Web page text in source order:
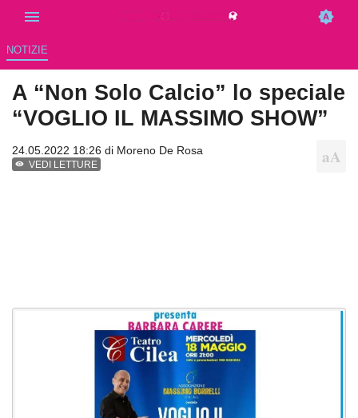
NOTIZIE
A “Non Solo Calcio” lo speciale
“VOGLIO IL MASSIMO SHOW”
24.05.2022 18:26 di Moreno De Rosa
VEDI LETTURE